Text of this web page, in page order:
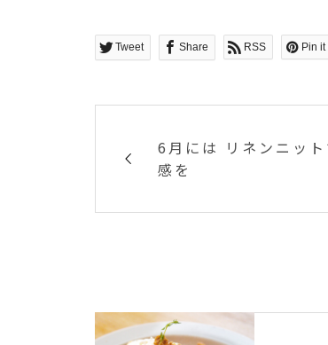
Tweet Share RSS Pin it
6月には リネンニッ
感を